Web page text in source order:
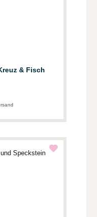
& Fisch